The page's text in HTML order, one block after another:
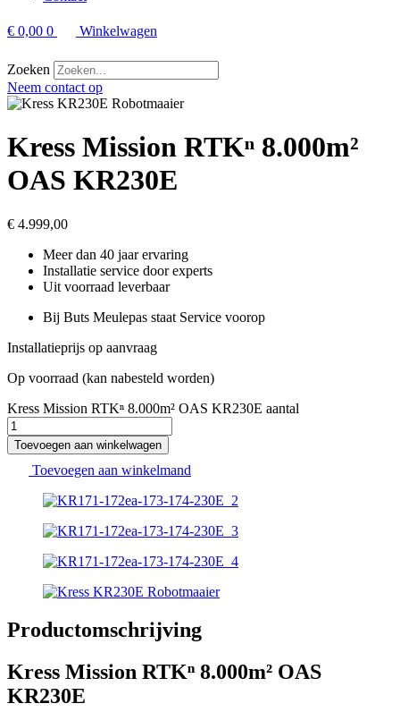
€ 0,00 0 Winkelwagen
Zoeken
Neem contact op
Kress Mission RTKⁿ 8.000m²
OAS KR230E
€ 4.999,00
Meer dan 40 jaar ervaring
Installatie service door experts
Uit voorraad leverbaar
Bij Buts Meulepas staat Service voorop
Installatieprijs op aanvraag
Op voorraad (kan nabesteld worden)
Kress Mission RTKⁿ 8.000m² OAS KR230E aantal
Toevoegen aan winkelwagen
Toevoegen aan winkelmand
Productomschrijving
Kress Mission RTKⁿ 8.000m² OAS
KR230E